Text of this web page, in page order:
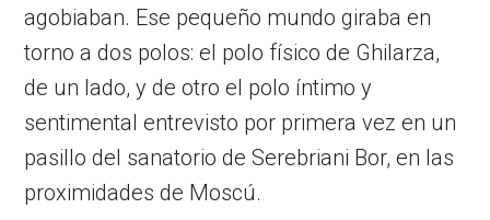
agobiaban. Ese pequeño mundo giraba en
torno a dos polos: el polo físico de Ghilarza,
de un lado, y de otro el polo íntimo y
sentimental entrevisto por primera vez en un
pasillo del sanatorio de Serebriani Bor, en las
proximidades de Moscú.